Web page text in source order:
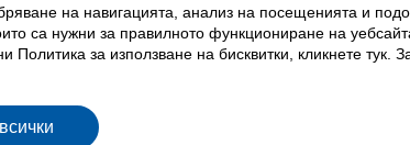
на бисквиткиУсловия за ползване на ikea.bg
Общи условия на програма IKEA Family
на навигацията, анализ на посещенията и
са нужни за правилното функциониране на
Политика за използване на бисквитки, кликнете